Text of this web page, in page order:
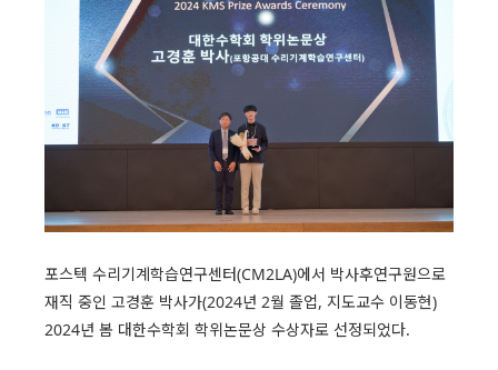
포스텍 수리기계학습연구센터(CM2LA)에서 박사후연구원으로
재직 중인 고경훈 박사가(2024년 2월 졸업, 지도교수 이동현)
2024년 봄 대한수학회 학위논문상 수상자로 선정되었다.